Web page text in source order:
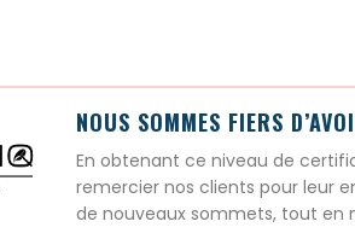
NOUS SOMMES FIERS
En obtenant ce niveau de
remercier nos clients pour leur
de nouveaux sommets, tout en